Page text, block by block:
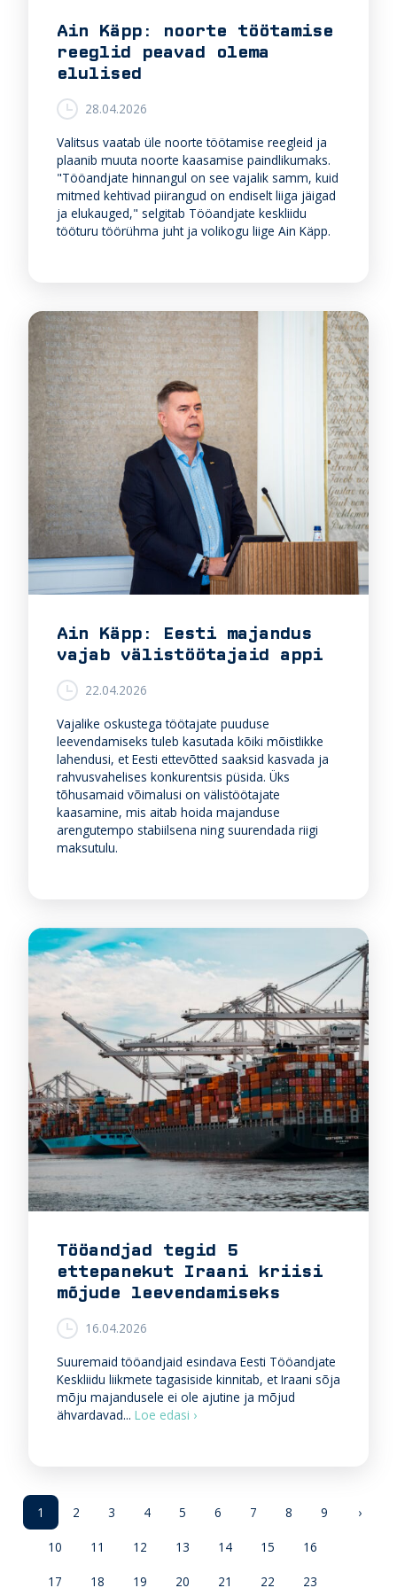
Ain Käpp: noorte töötamise
reeglid peavad olema
elulised
28.04.2026
Valitsus vaatab üle noorte töötamise reegleid ja
plaanib muuta noorte kaasamise paindlikumaks.
"Tööandjate hinnangul on see vajalik samm, kuid
mitmed kehtivad piirangud on endiselt liiga jäigad
ja elukauged," selgitab Tööandjate keskliidu
tööturu töörühma juht ja volikogu liige Ain Käpp.
Ain Käpp: Eesti majandus
vajab välistöötajaid appi
22.04.2026
Vajalike oskustega töötajate puuduse
leevendamiseks tuleb kasutada kõiki mõistlikke
lahendusi, et Eesti ettevõtted saaksid kasvada ja
rahvusvahelises konkurentsis püsida. Üks
tõhusamaid võimalusi on välistöötajate
kaasamine, mis aitab hoida majanduse
arengutempo stabiilsena ning suurendada riigi
maksutulu.
Tööandjad tegid 5
ettepanekut Iraani kriisi
mõjude leevendamiseks
16.04.2026
Suuremaid tööandjaid esindava Eesti Tööandjate
Keskliidu liikmete tagasiside kinnitab, et Iraani sõja
mõju majandusele ei ole ajutine ja mõjud
ähvardavad... Loe edasi ›T
1 2 3 4 5 6 7 8 9
10 11 12 13 14 15 16
17 18 19 20 21 22 23
›